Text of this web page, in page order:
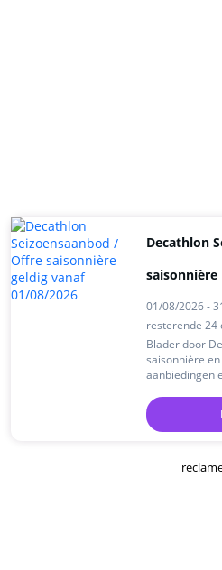
Decathlon
saisonnière
01/08/2026 -
resterende 24
Blader door
saisonnière
aanbiedingen